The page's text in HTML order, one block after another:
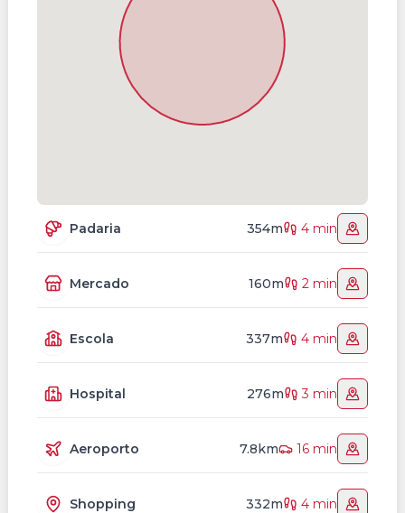
Padaria 354m 4 min
Mercado 160m 2 min
Escola 337m 4 min
Hospital 276m 3 min
Aeroporto 7.8km 16 min
Shopping 332m 4 min